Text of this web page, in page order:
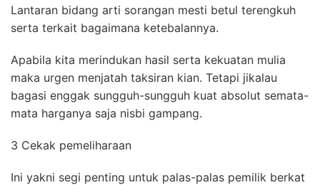
Lantaran bidang arti sorangan mesti betul terengkuh
serta terkait bagaimana ketebalannya.
Apabila kita merindukan hasil serta kekuatan mulia
maka urgen menjatah taksiran kian. Tetapi jikalau
bagasi enggak sungguh-sungguh kuat absolut semata-
mata harganya saja nisbi gampang.
3 Cekak pemeliharaan
Ini yakni segi penting untuk palas-palas pemilik berkat